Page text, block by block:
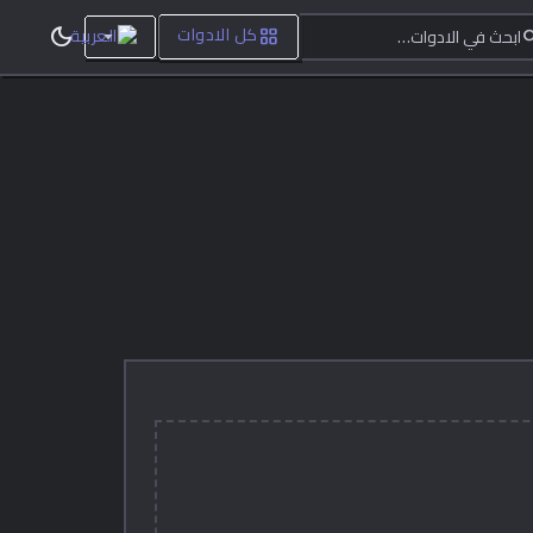
ابحث في الادوات… grid_view كل الادوات dark_mode